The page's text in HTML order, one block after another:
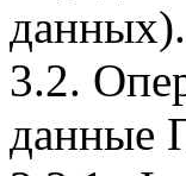
данных).
3.2.
данные